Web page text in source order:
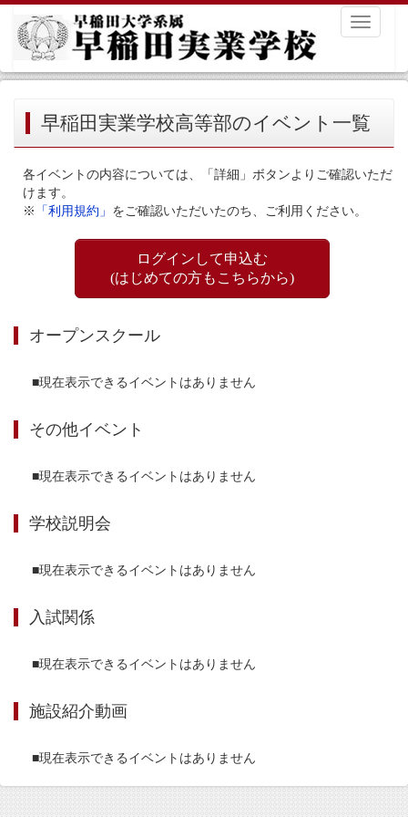
Toggle
早稲田実業学校高等部のイベント一覧
各イベントの内容については、「詳細」ボタンよりご確認いただ
けます。
※
「利用規約」 をご確認いただいたのち、ご利用ください。
ログインして申込む
(はじめての方もこちらから)
オープンスクール
■現在表示できるイベントはありません
その他イベント
■現在表示できるイベントはありません
学校説明会
■現在表示できるイベントはありません
入試関係
■現在表示できるイベントはありません
施設紹介動画
■現在表示できるイベントはありません